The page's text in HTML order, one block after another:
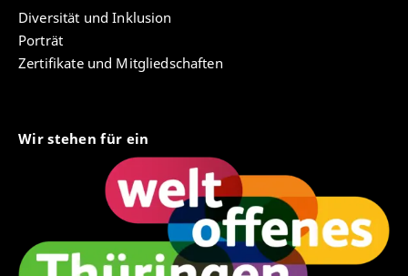
Diversität und Inklusion
Porträt
Zertifikate und Mitgliedschaften
Wir stehen für ein